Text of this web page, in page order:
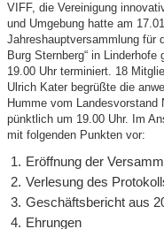
VIFF, die Vereinigung
und Umgebung hatte am
Jahreshauptversammlung für
Burg Sternberg“ in
19.00 Uhr terminiert. 18
Ulrich Kater begrüßte die
Humme vom Landesvorstand
pünktlich um 19.00 Uhr. Im
mit folgenden Punkten vor:
Eröffnung der
Verlesung des
Geschäftsbericht aus
Ehrungen